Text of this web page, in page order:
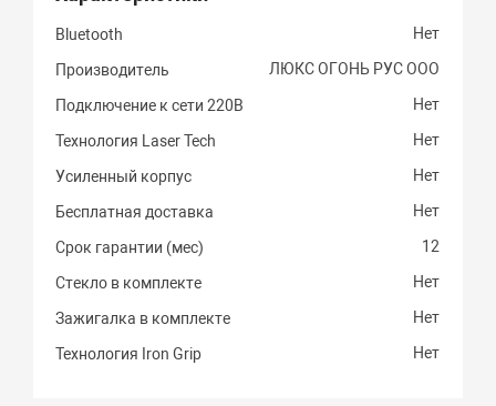
Bluetooth Нет
Производитель ЛЮКС ОГОНЬ РУС ООО
Подключение к сети 220В Нет
Технология Laser Tech Нет
Усиленный корпус Нет
Бесплатная доставка Нет
Срок гарантии (мес) 12
Стекло в комплекте Нет
Зажигалка в комплекте Нет
Технология Iron Grip Нет